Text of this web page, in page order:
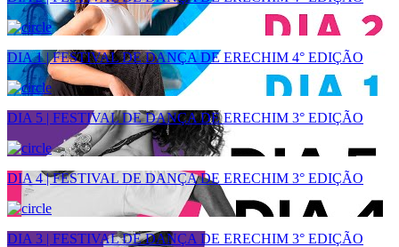
DIA 1 | FESTIVAL DE DANÇA DE ERECHIM 4° EDIÇÃO
DIA 5 | FESTIVAL DE DANÇA DE ERECHIM 3° EDIÇÃO
DIA 4 | FESTIVAL DE DANÇA DE ERECHIM 3° EDIÇÃO
DIA 3 | FESTIVAL DE DANÇA DE ERECHIM 3° EDIÇÃO